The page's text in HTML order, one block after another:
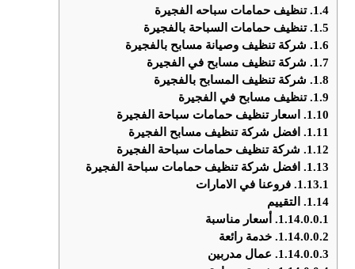
1.4. تنظيف حمامات سباحه الفجيرة
1.5. تنظيف حمامات السباحة بالفجيرة
1.6. شركة تنظيف وصيانة مسابح بالفجيرة
1.7. شركة تنظيف مسابح في الفجيرة
1.8. شركة تنظيف المسابح بالفجيرة
1.9. تنظيف مسابح في الفجيرة
1.10.
اسعار تنظيف حمامات سباحة الفجيرة
1.11.
افضل شركة تنظيف مسابح الفجيرة
1.12. شركة تنظيف حمامات سباحة الفجيرة
1.13.
افضل شركة تنظيف حمامات سباحة الفجيرة
1.13.1. فروعنا في الامارات
1.14.
التقييم
1.14.0.0.1.
أسعار مناسبة
1.14.0.0.2. خدمة رائعة
1.14.0.0.3. عمال مدربين